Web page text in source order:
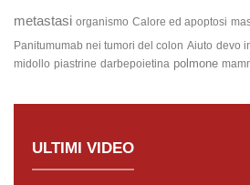
metastasi organismo Calore ed apoptosi
Panitumumab nei tumori del colon Aiuto devo
midollo piastrine darbepoietina polmone
ULTIMI VIDEO